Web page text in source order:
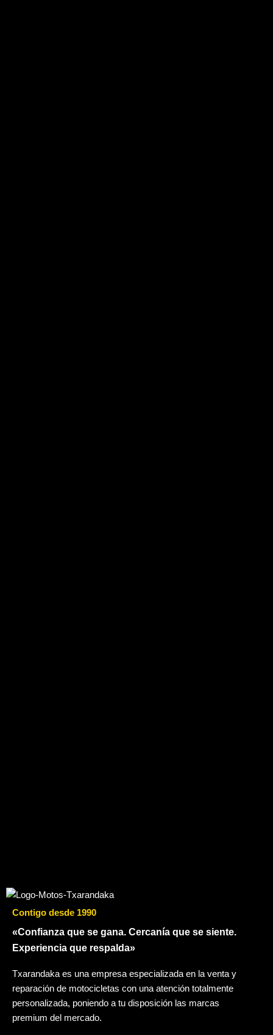
Contigo desde 1990
«Confianza que se gana. Cercanía que se siente.
Experiencia que respalda»
Txarandaka es una empresa especializada en la venta y
reparación de motocicletas con una atención totalmente
personalizada, poniendo a tu disposición las marcas
premium del mercado.